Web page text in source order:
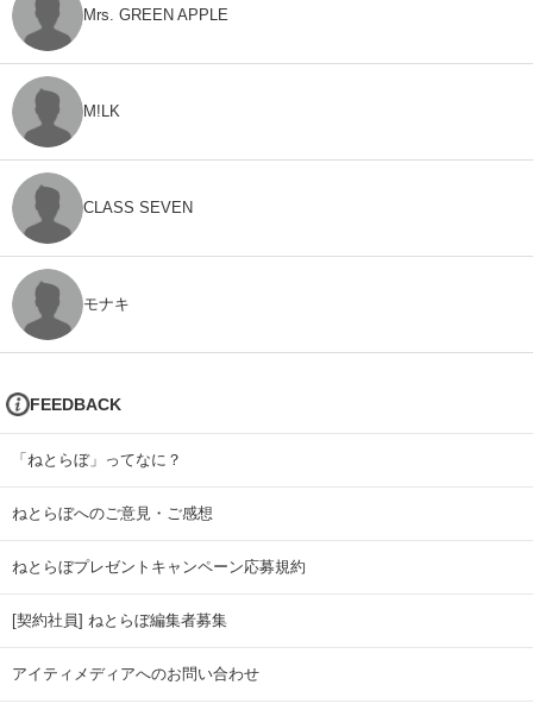
Mrs. GREEN APPLE
M!LK
CLASS SEVEN
モナキ
FEEDBACK
「ねとらぼ」ってなに？
ねとらぼへのご意見・ご感想
ねとらぼプレゼントキャンペーン応募規約
[契約社員] ねとらぼ編集者募集
アイティメディアへのお問い合わせ